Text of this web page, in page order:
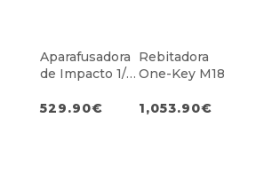
Aparafusadora
de Impacto 1/4″
529.90€
Rebitadora
One-Key M18
1,053.90€